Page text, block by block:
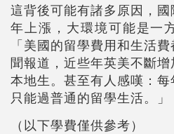
這背後可能有諸多原因，
年上漲，大環境可能是一
「美國的留學費用和生活
聞報道，近些年英美不斷
本地生。甚至有人感嘆：
只能過普通的留學生活。」
（以下學費僅供參考）